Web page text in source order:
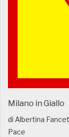
Milano in Giallo
di Albertina
Pace